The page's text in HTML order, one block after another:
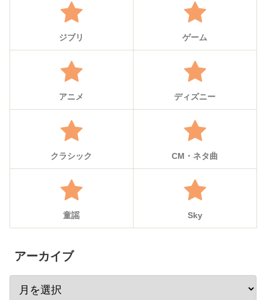
ジブリ ゲーム
アニメ ディズニー
クラシック CM・ネタ曲
童謡 Sky
アーカイブ